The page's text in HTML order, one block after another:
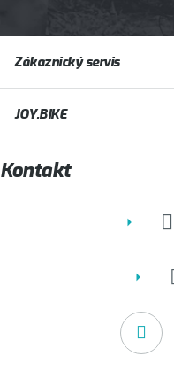
t
í
Zákaznický servis
JOY.BIKE
Kontakt